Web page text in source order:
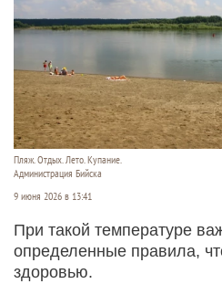
Пляж. Отдых. Лето. Купание.
Администрация Бийска
9 июня 2026 в 13:41
При такой температуре
определенные правила,
здоровью.